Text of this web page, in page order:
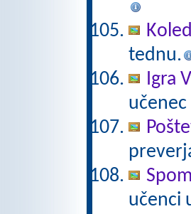
tednu.
Igra
učenec
učenci